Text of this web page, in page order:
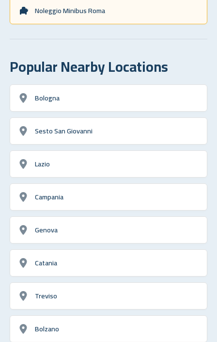
Noleggio Minibus Roma
Popular Nearby Locations
Bologna
Sesto San Giovanni
Lazio
Campania
Genova
Catania
Treviso
Bolzano